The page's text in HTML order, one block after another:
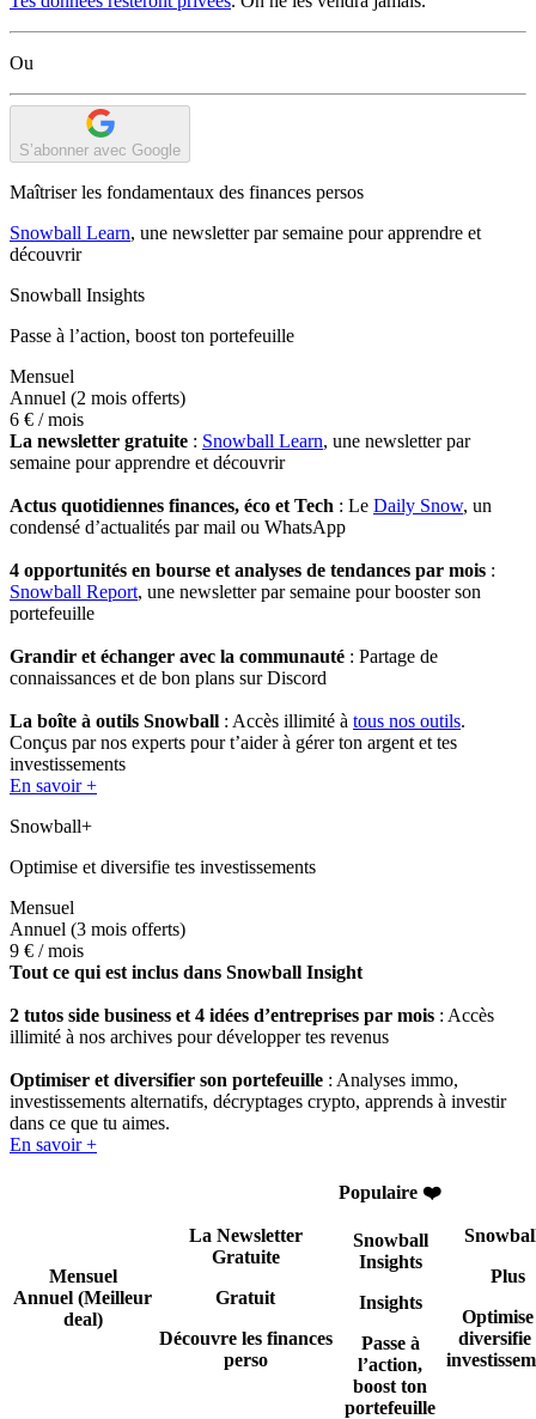
Ou
S’abonner avec Google
Maîtriser les fondamentaux des finances persos
Snowball Learn, une newsletter par semaine pour apprendre et
découvrir
Snowball Insights
Passe à l’action, boost ton portefeuille
Mensuel
Annuel (2 mois offerts)
6 € / mois
La newsletter gratuite : Snowball Learn, une newsletter par
semaine pour apprendre et découvrir
Actus quotidiennes finances, éco et Tech : Le Daily Snow, un
condensé d’actualités par mail ou WhatsApp
4 opportunités en bourse et analyses de tendances par mois :
Snowball Report, une newsletter par semaine pour booster son
portefeuille
Grandir et échanger avec la communauté : Partage de
connaissances et de bon plans sur Discord
La boîte à outils Snowball : Accès illimité à tous nos outils.
Conçus par nos experts pour t’aider à gérer ton argent et tes
investissements
En savoir +
Snowball+
Optimise et diversifie tes investissements
Mensuel
Annuel (3 mois offerts)
9 € / mois
Tout ce qui est inclus dans Snowball Insight
2 tutos side business et 4 idées d’entreprises par mois : Accès
illimité à nos archives pour développer tes revenus
Optimiser et diversifier son portefeuille : Analyses immo,
investissements alternatifs, décryptages crypto, apprends à investir
dans ce que tu aimes.
En savoir +
Mensuel
Annuel (Meilleur
deal)
La Newsletter
Gratuite
Gratuit
Découvre les finances
perso
Populaire ❤️
Snowball
Insights
Insights
Passe à
l’action,
boost ton
portefeuille
Plus
diversifie